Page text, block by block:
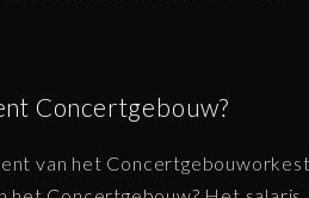
Concertgebouw?
van het Concertgebouworkest